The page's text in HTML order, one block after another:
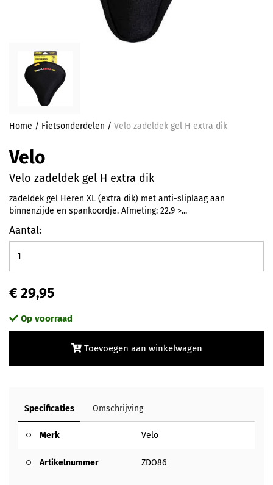
Home / Fietsonderdelen / Velo zadeldek gel H extra dik
Velo
Velo zadeldek gel H extra dik
zadeldek gel Heren XL (extra dik) met anti-sliplaag aan
binnenzijde en spankoordje. Afmeting: 22.9 >...
Aantal:
€ 29,95
Op voorraad
Toevoegen aan winkelwagen
Specificaties Omschrijving
Merk Velo
Artikelnummer ZDO86